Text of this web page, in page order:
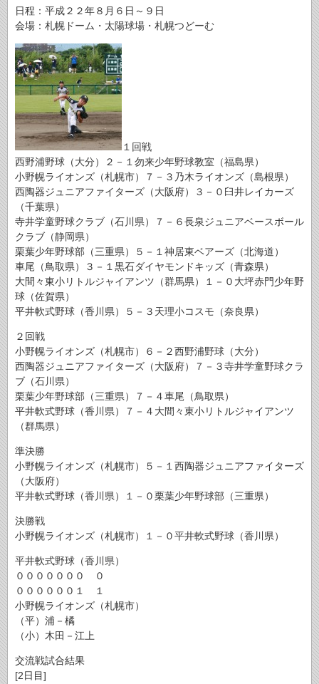
日程：平成２２年８月６日～９日
会場：札幌ドーム・太陽球場・札幌つどーむ
１回戦
西野浦野球（大分）２－１勿来少年野球教室（福島県）
小野幌ライオンズ（札幌市）７－３乃木ライオンズ（島根県）
西陶器ジュニアファイターズ（大阪府）３－０臼井レイカーズ
（千葉県）
寺井学童野球クラブ（石川県）７－６長泉ジュニアベースボール
クラブ（静岡県）
栗葉少年野球部（三重県）５－１神居東ベアーズ（北海道）
車尾（鳥取県）３－１黒石ダイヤモンドキッズ（青森県）
大間々東小リトルジャイアンツ（群馬県）１－０大坪赤門少年野
球（佐賀県）
平井軟式野球（香川県）５－３天理小コスモ（奈良県）
２回戦
小野幌ライオンズ（札幌市）６－２西野浦野球（大分）
西陶器ジュニアファイターズ（大阪府）７－３寺井学童野球クラ
ブ（石川県）
栗葉少年野球部（三重県）７－４車尾（鳥取県）
平井軟式野球（香川県）７－４大間々東小リトルジャイアンツ
（群馬県）
準決勝
小野幌ライオンズ（札幌市）５－１西陶器ジュニアファイターズ
（大阪府）
平井軟式野球（香川県）１－０栗葉少年野球部（三重県）
決勝戦
小野幌ライオンズ（札幌市）１－０平井軟式野球（香川県）
平井軟式野球（香川県）
０００００００ ０
００００００１ １
小野幌ライオンズ（札幌市）
（平）浦－橘
（小）木田－江上
交流戦試合結果
[2日目]